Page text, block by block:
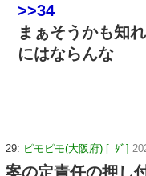
>>34
まぁそうかも知
にはならんな
29: ピモピモ(大阪府) [ﾆﾀﾞ]
案の定責任の押し